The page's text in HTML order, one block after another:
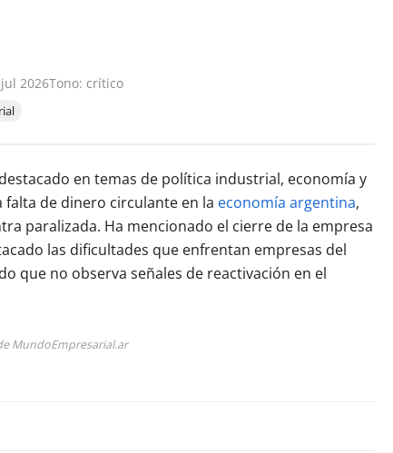
2026Tono: crítico
en temas de política industrial, economía y
de dinero circulante en la economía argentina,
paralizada. Ha mencionado el cierre de la empresa
las dificultades que enfrentan empresas del
que no observa señales de reactivación en el
MundoEmpresarial.ar